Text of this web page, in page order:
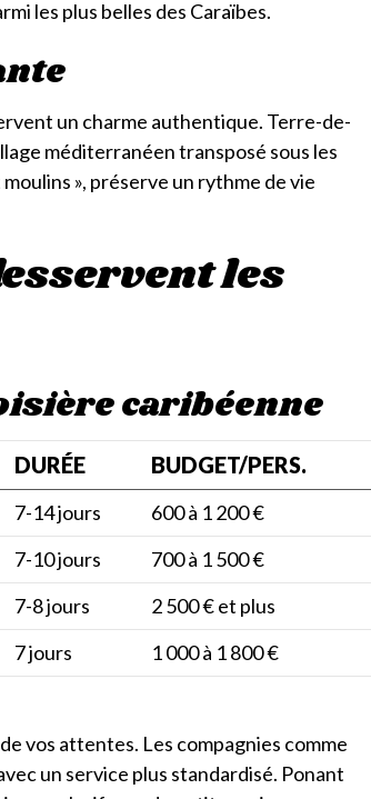
les plus belles des Caraïbes.
un charme authentique. Terre-de-
méditerranéen transposé sous les
», préserve un rythme de vie
les
caribéenne
DURÉE BUDGET/PERS.
7-14 jours
600 à 1 200 €
7-10 jours
700 à 1 500 €
7-8 jours
2 500 € et plus
7 jours 1 000 à 1 800 €
vos attentes. Les compagnies comme
un service plus standardisé. Ponant